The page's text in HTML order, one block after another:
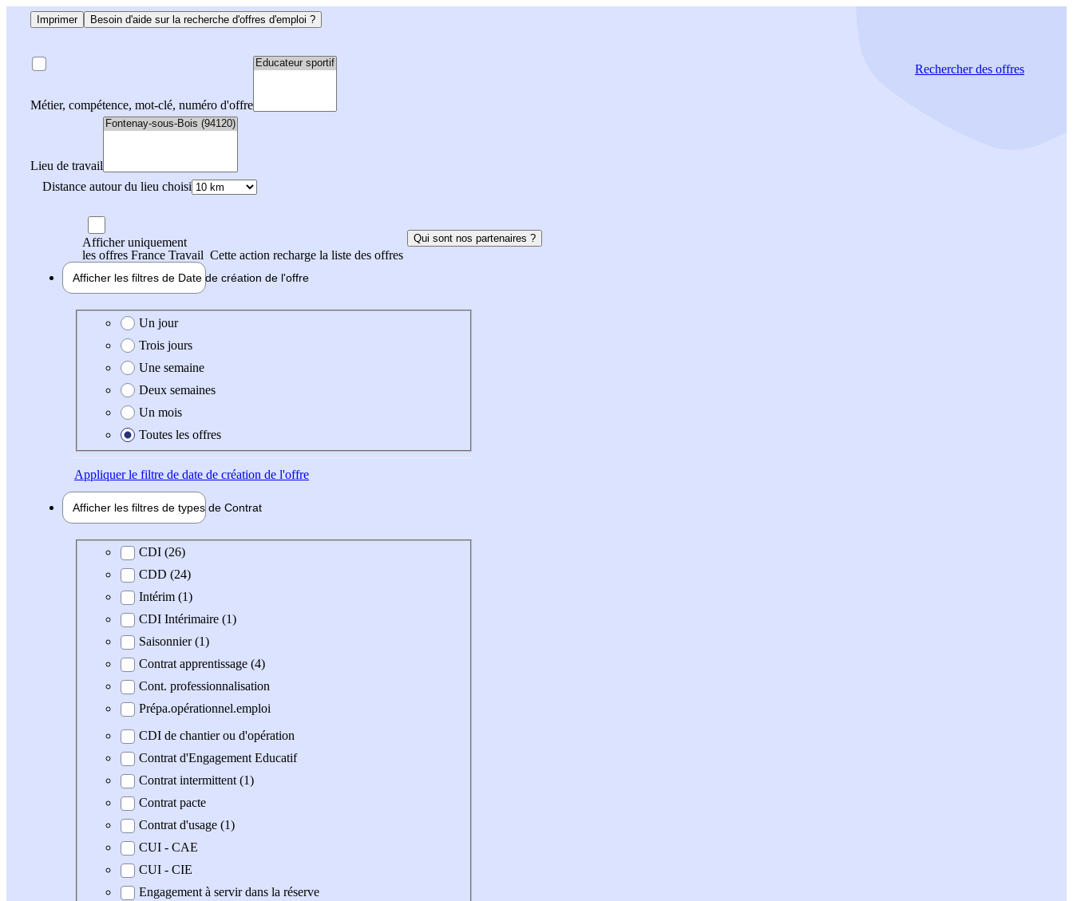
Imprimer Besoin d'aide sur la recherche d'offres d'emploi ?
Métier, compétence, mot-clé, numéro d'offre
Lieu de travail
Distance autour du lieu choisi
Rechercherdes offres
Afficher uniquement
les offres France Travail Cette action recharge la liste des offres
Qui sont nos partenaires ?
Afficher les filtres de Date de création de l'offre
Date de création de l'offre
Un jour
Trois jours
Une semaine
Deux semaines
Un mois
Toutes les offres
Appliquerle filtre de date de création de l'offre
Afficher les filtres de types de Contrat
Type de contratCDI (26)
CDD (24)
Intérim (1)
CDI Intérimaire (1)
Saisonnier (1)
Contrat apprentissage (4)
Cont. professionnalisation
Prépa.opérationnel.emploi
CDI de chantier ou d'opération
Contrat d'Engagement Educatif
Contrat intermittent (1)
Contrat pacte
Contrat d'usage (1)
CUI - CAE
CUI - CIE
Engagement à servir dans la réserve